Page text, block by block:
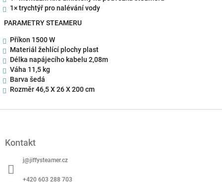
1× trychtýř pro nalévání vody
PARAMETRY STEAMERU
Příkon 1500 W
Materiál žehlící plochy plast
Délka napájecího kabelu 2,08m
Váha 11,5 kg
Barva šedá
Rozměr46,5 X 26 X 200 cm
Kontakt
j@jiffysteamer.cz
+420 603 288 703